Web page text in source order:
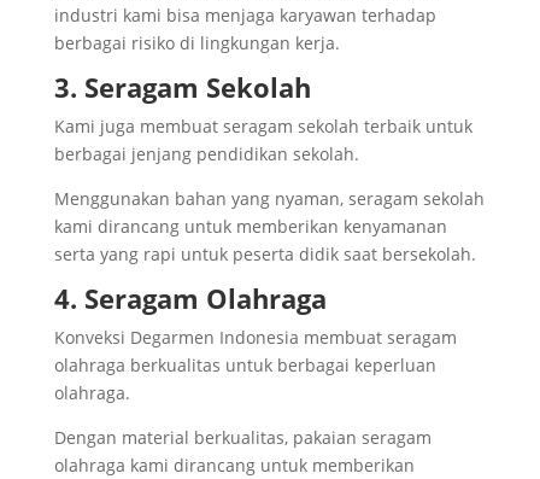
industri kami bisa menjaga karyawan terhadap
berbagai risiko di lingkungan kerja.
3. Seragam Sekolah
Kami juga membuat seragam sekolah terbaik untuk
berbagai jenjang pendidikan sekolah.
Menggunakan bahan yang nyaman, seragam sekolah
kami dirancang untuk memberikan kenyamanan
serta yang rapi untuk peserta didik saat bersekolah.
4. Seragam Olahraga
Konveksi Degarmen Indonesia membuat seragam
olahraga berkualitas untuk berbagai keperluan
olahraga.
Dengan material berkualitas, pakaian seragam
olahraga kami dirancang untuk memberikan